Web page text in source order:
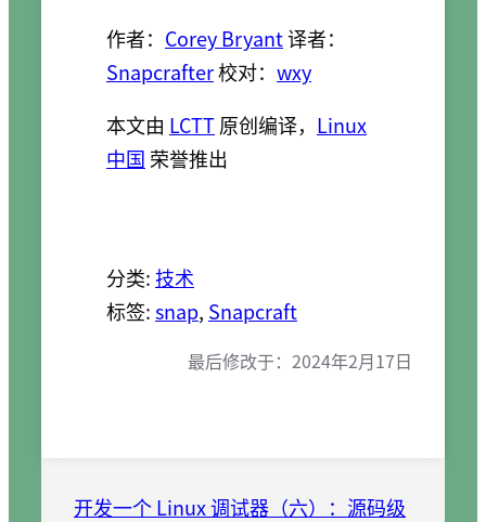
作者： Corey Bryant译者：
Snapcrafter校对： wxy
本文由 LCTT原创编译， Linux
中国 荣誉推出
分类:技术
标签:snap, Snapcraft
最后修改于： 2024年2月17日
开发一个 Linux 调试器（六）：源码级